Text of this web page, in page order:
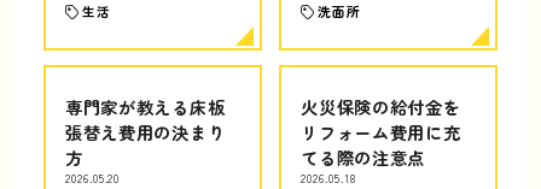
生活 洗面所
専門家が教える床板
張替え費用の決まり
方
2026.05.20
火災保険の給付金を
リフォーム費用に充
てる際の注意点
2026.05.18